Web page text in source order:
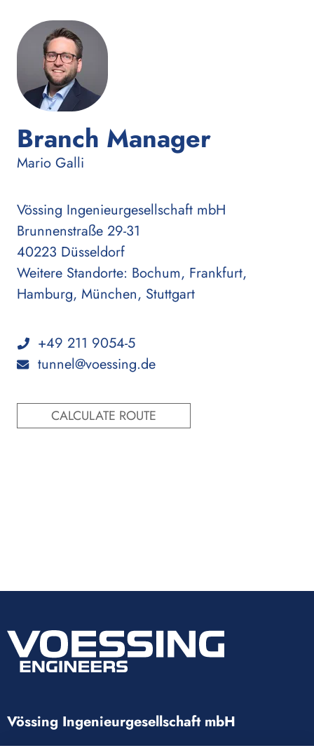
Branch Manager:
Mario Galli
Vössing Ingenieurgesellschaft mbH
Brunnenstraße 29-31
40223 Düsseldorf
Weitere Standorte: Bochum, Frankfurt,
Hamburg, München, Stuttgart
+49 211 9054-5
tunnel@voessing.de
CALCULATE ROUTE
Vössing Ingenieurgesellschaft mbH